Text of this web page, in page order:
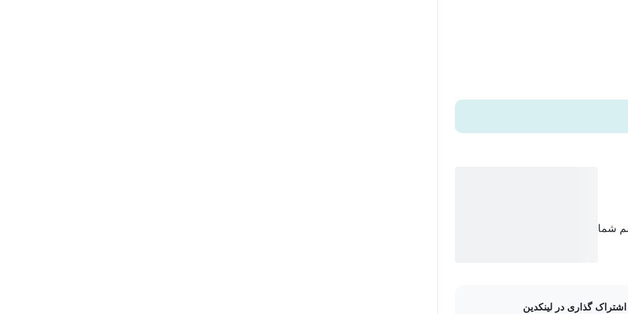
وقوع یک رویداد که کاربرد
چگونه با روش‌هایی مثل آلفای
شما
اشتراک گذاری در لینکدین